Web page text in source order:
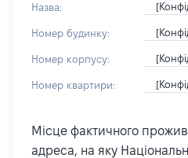
Назва:
Номер будинку:
Номер корпусу:
Номер квартири:
Місце фактичного
адреса, на яку